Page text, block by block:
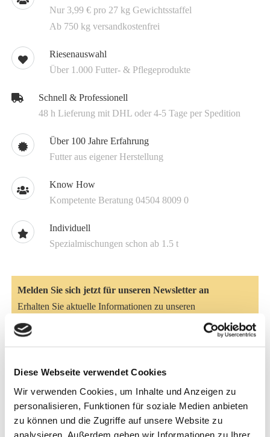
Diese Webseite verwendet Cookies
Wir verwenden Cookies, um Inhalte und Anzeigen zu
personalisieren, Funktionen für soziale Medien anbieten
zu können und die Zugriffe auf unsere Website zu
analysieren. Außerdem geben wir Informationen zu Ihrer
Nur 3,99 € pro 27 kg Gewichtsstaffel
Ab 750 kg versandkostenfrei
Riesenauswahl
Über 1.000 Futter- & Pflegeprodukte
Schnell & Professionell
48 h Lieferung mit DHL oder 4-5 Tage per Spedition
Über 100 Jahre Erfahrung
Futter aus eigener Herstellung
Know How
Kompetente Beratung 04504 8009 0
Individuell
Spezialmischungen schon ab 1.5 t
Melden Sie sich jetzt für unseren Newsletter an
Erhalten Sie aktuelle Informationen zu unseren
Sonderangeboten und zu neuen Produkten
6-Korn Plus ist ein energiespezifisch konzipiertes
pelletfreies Vollkornmüsli bestehend aus Mais, Gerste,